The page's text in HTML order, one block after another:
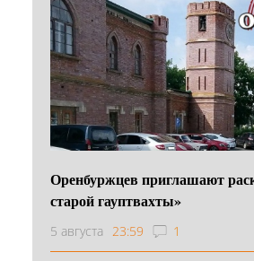
Оренбуржцев приглашают
старой гауптвахты»
5 августа 23:59 1